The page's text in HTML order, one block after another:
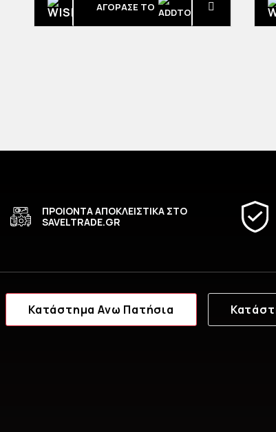
ΑΓΟΡΑΣΈ ΤΟ
ΠΡΟΙΟΝΤΑ ΑΠΟΚΛΕΙΣΤΙΚΑ ΣΤΟ
SAVELTRADE.GR
Κατάστημα Ανω Πατήσια